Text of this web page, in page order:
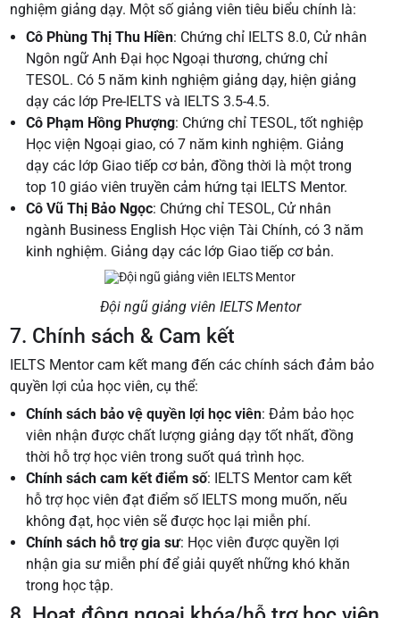
nghiệm giảng dạy. Một số giảng viên tiêu biểu chính là:
Cô Phùng Thị Thu Hiền: Chứng chỉ IELTS 8.0, Cử nhân
Ngôn ngữ Anh Đại học Ngoại thương, chứng chỉ
TESOL. Có 5 năm kinh nghiệm giảng dạy, hiện giảng
dạy các lớp Pre-IELTS và IELTS 3.5-4.5.
Cô Phạm Hồng Phượng: Chứng chỉ TESOL, tốt nghiệp
Học viện Ngoại giao, có 7 năm kinh nghiệm. Giảng
dạy các lớp Giao tiếp cơ bản, đồng thời là một trong
top 10 giáo viên truyền cảm hứng tại IELTS Mentor.
Cô Vũ Thị Bảo Ngọc: Chứng chỉ TESOL, Cử nhân
ngành Business English Học viện Tài Chính, có 3 năm
kinh nghiệm. Giảng dạy các lớp Giao tiếp cơ bản.
Đội ngũ giảng viên IELTS Mentor
7. Chính sách & Cam kết
IELTS Mentor cam kết mang đến các chính sách đảm bảo
quyền lợi của học viên, cụ thể:
Chính sách bảo vệ quyền lợi học viên: Đảm bảo học
viên nhận được chất lượng giảng dạy tốt nhất, đồng
thời hỗ trợ học viên trong suốt quá trình học.
Chính sách cam kết điểm số: IELTS Mentor cam kết
hỗ trợ học viên đạt điểm số IELTS mong muốn, nếu
không đạt, học viên sẽ được học lại miễn phí.
Chính sách hỗ trợ gia sư: Học viên được quyền lợi
nhận gia sư miễn phí để giải quyết những khó khăn
trong học tập.